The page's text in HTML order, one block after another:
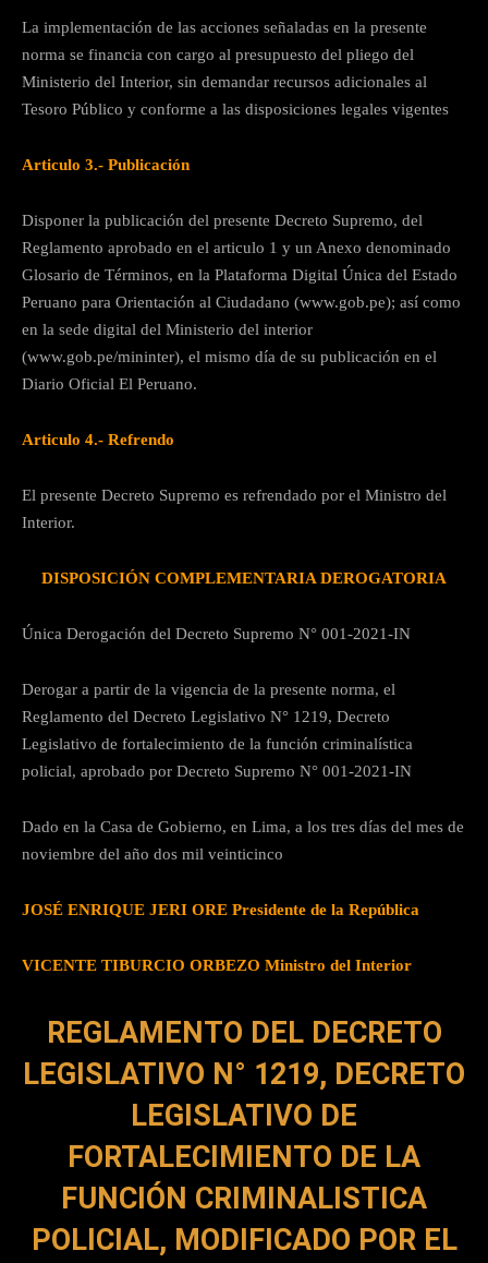
La implementación de las acciones señaladas en la presente
norma se financia con cargo al presupuesto del pliego del
Ministerio del Interior, sin demandar recursos adicionales al
Tesoro Público y conforme a las disposiciones legales vigentes
Articulo 3.- Publicación
Disponer la publicación del presente Decreto Supremo, del
Reglamento aprobado en el articulo 1 y un Anexo denominado
Glosario de Términos, en la Plataforma Digital Única del Estado
Peruano para Orientación al Ciudadano (www.gob.pe); así como
en la sede digital del Ministerio del interior
(www.gob.pe/mininter), el mismo día de su publicación en el
Diario Oficial El Peruano.
Articulo 4.- Refrendo
El presente Decreto Supremo es refrendado por el Ministro del
Interior.
DISPOSICIÓN COMPLEMENTARIA DEROGATORIA
Única Derogación del Decreto Supremo N° 001-2021-IN
Derogar a partir de la vigencia de la presente norma, el
Reglamento del Decreto Legislativo N° 1219, Decreto
Legislativo de fortalecimiento de la función criminalística
policial, aprobado por Decreto Supremo N° 001-2021-IN
Dado en la Casa de Gobierno, en Lima, a los tres días del mes de
noviembre del año dos mil veinticinco
JOSÉ ENRIQUE JERI ORE Presidente de la República
VICENTE TIBURCIO ORBEZO Ministro del Interior
REGLAMENTO DEL DECRETO
LEGISLATIVO N° 1219, DECRETO
LEGISLATIVO DE
FORTALECIMIENTO DE LA
FUNCIÓN CRIMINALISTICA
POLICIAL, MODIFICADO POR EL